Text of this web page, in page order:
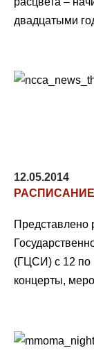
двадцатыми
12.05.2014
Представлено
(ГЦСИ) с 12 по
концерты,